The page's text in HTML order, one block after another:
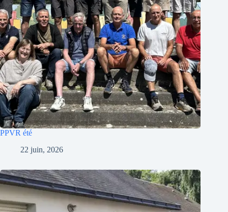
PPVR été
22 juin, 2026